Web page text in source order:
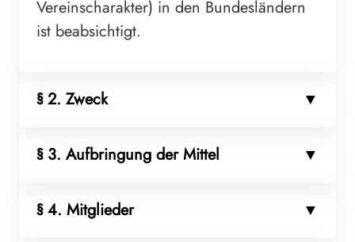
Vereinscharakter) in den Bundesländern
ist beabsichtigt.
§ 2. Zweck
§ 3. Aufbringung der Mittel
§ 4. Mitglieder